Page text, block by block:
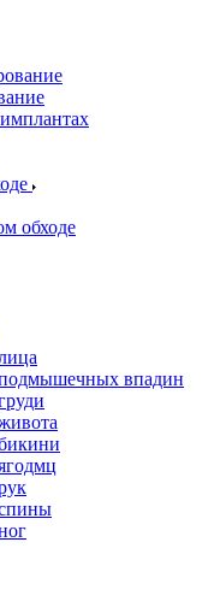
обходе
впадин